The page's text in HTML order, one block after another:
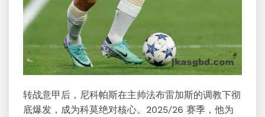
转战意甲后，尼科帕斯在主帅法布雷加斯的调教下彻
底爆发，成为科莫绝对核心。2025/26 赛季，他为